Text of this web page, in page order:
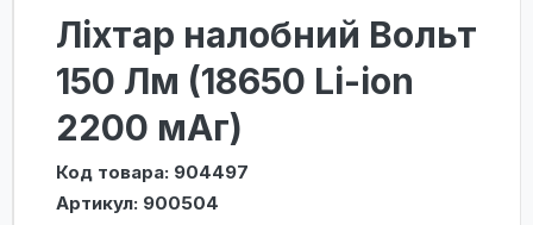
Ліхтар налобний Вольт
150 Лм (18650 Li-ion
2200 мАг)
Код товара: 904497
Артикул: 900504